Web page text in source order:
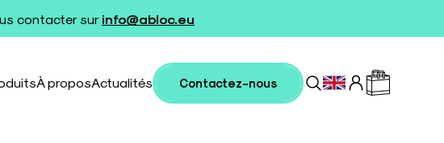
contacter sur info@abloc.eu
À proposActualités Contactez-nous